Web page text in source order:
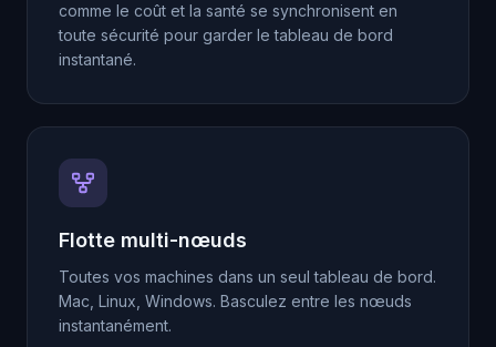
comme le coût et la santé se synchronisent en
toute sécurité pour garder le tableau de bord
instantané.
Flotte multi-nœuds
Toutes vos machines dans un seul tableau de bord.
Mac, Linux, Windows. Basculez entre les nœuds
instantanément.